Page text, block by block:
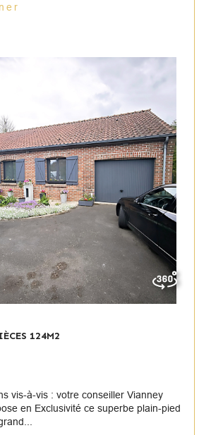
124M2
vis-à-vis : votre conseiller Vianney
en Exclusivité ce superbe plain-pied